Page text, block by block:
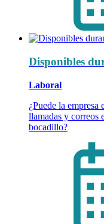
Disponibles
Laboral
¿Puede la empresa
llamadas y correos
bocadillo?